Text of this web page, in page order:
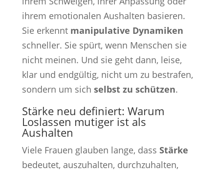
ihrem emotionalen Aushalten basieren.
Sie erkennt manipulative Dynamiken
schneller. Sie spürt, wenn Menschen sie
nicht meinen. Und sie geht dann, leise,
klar und endgültig, nicht um zu bestrafen,
sondern um sich selbst zu schützen.
Stärke neu definiert: Warum
Loslassen mutiger ist als
Aushalten
Viele Frauen glauben lange, dass Stärke
bedeutet, auszuhalten, durchzuhalten,